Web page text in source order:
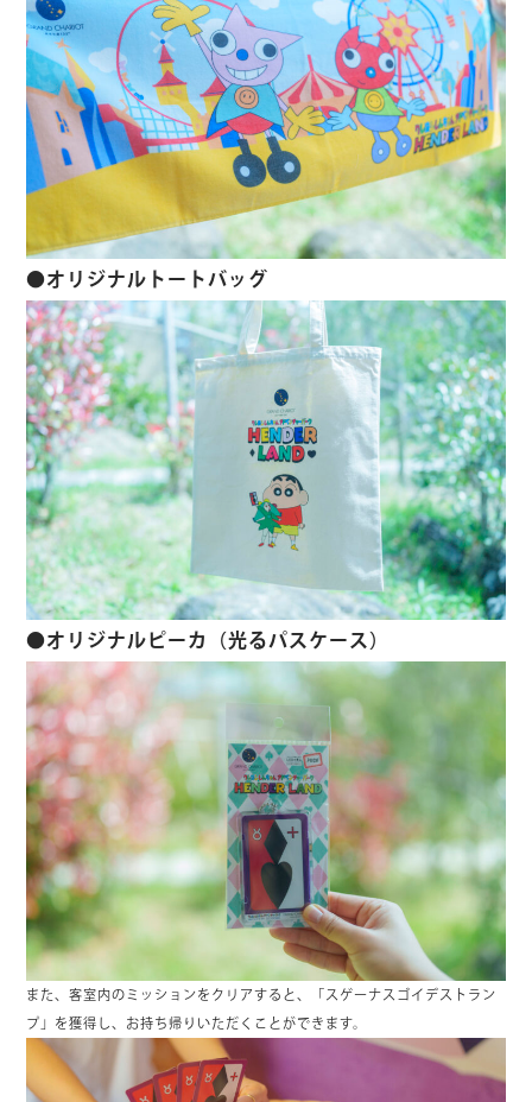
●オリジナルトートバッグ
●オリジナルピーカ（光るパスケース）
また、客室内のミッションをクリアすると、「スゲーナスゴイデストラン
プ」を獲得し、お持ち帰りいただくことができます。